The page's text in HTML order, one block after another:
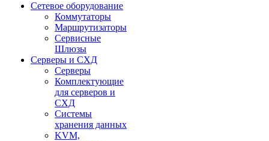
Сетевое оборудование
Коммутаторы
Маршрутизаторы
Сервисные
Шлюзы
Серверы и СХД
Серверы
Комплектующие
для серверов и
СХД
Системы
хранения данных
KVM,